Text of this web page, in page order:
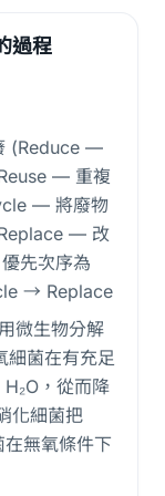
過程
(Reduce —
— 重複
— 將廢物
— 改
先次序為
→ Replace
微生物分解
細菌在有充足
，從而降
化細菌把
在無氧條件下